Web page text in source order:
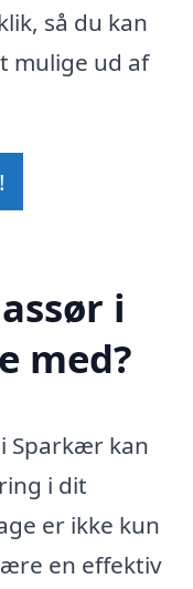
så du kan
mulige ud af
i
med?
Sparkær kan
i dit
er ikke kun
en effektiv